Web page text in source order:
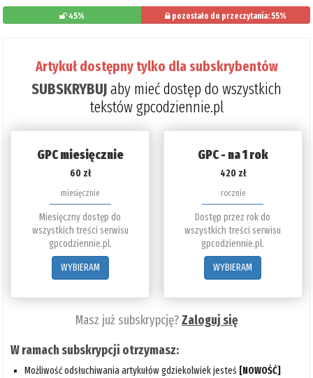
45% pozostało do przeczytania: 55%
Artykuł dostępny tylko dla subskrybentów
SUBSKRYBUJaby mieć dostęp do wszystkich
tekstów gpcodziennie.pl
GPC miesięcznie
60 zł
miesięcznie
Miesięczny dostęp do
wszystkich treści serwisu
gpcodziennie.pl.
WYBIERAM
GPC - na 1 rok
420 zł
rocznie
Dostęp przez rok do
wszystkich treści serwisu
gpcodziennie.pl.
WYBIERAM
Masz już subskrypcję?Zaloguj się
W ramach subskrypcji otrzymasz:
Możliwość odsłuchiwania artykułów gdziekolwiek jesteś [NOWOŚĆ]